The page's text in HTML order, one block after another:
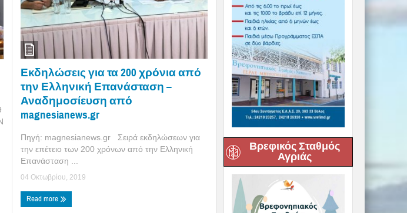
Εκδηλώσεις για τα 200 χρόνια από
την Ελληνική Επανάσταση –
Αναδημοσίευση από
magnesianews.gr
Πηγή: magnesianews.gr Σειρά εκδηλώσεων για
την επέτειο των 200 χρόνων από την Ελληνική
Επανάσταση ...
04 Οκτωβρίου, 2019
Read more
Βρεφικός Σταθμός
Αγριάς